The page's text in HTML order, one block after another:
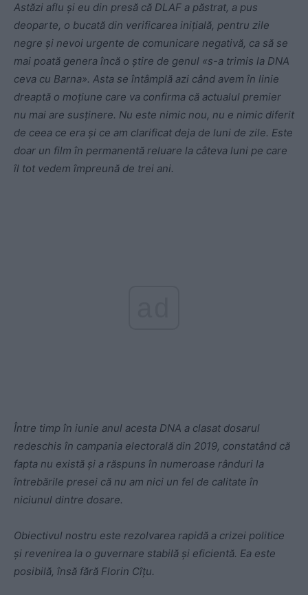
Astăzi aflu și eu din presă că DLAF a păstrat, a pus
deoparte, o bucată din verificarea inițială, pentru zile
negre și nevoi urgente de comunicare negativă, ca să se
mai poată genera încă o știre de genul «s-a trimis la DNA
ceva cu Barna». Asta se întâmplă azi când avem în linie
dreaptă o moțiune care va confirma că actualul premier
nu mai are susținere. Nu este nimic nou, nu e nimic diferit
de ceea ce era și ce am clarificat deja de luni de zile. Este
doar un film în permanentă reluare la câteva luni pe care
îl tot vedem împreună de trei ani.
Între timp în iunie anul acesta DNA a clasat dosarul
redeschis în campania electorală din 2019, constatând că
fapta nu există și a răspuns în numeroase rânduri la
întrebările presei că nu am nici un fel de calitate în
niciunul dintre dosare.
Obiectivul nostru este rezolvarea rapidă a crizei politice
și revenirea la o guvernare stabilă și eficientă. Ea este
posibilă, însă fără Florin Cîțu.